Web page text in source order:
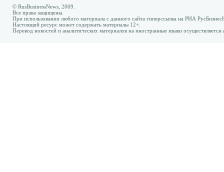
© RusBusinessNews, 2009.
Все права защищены.
При использовании любого материала с данного сайта гиперссылка на РИА
Настоящий ресурс может содержать материалы 12+.
Перевод новостей и аналитических материалов на иностранные языки осуществляется